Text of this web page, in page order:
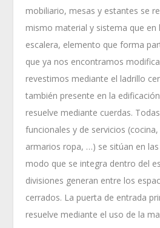
mobiliario, mesas y estantes se
mismo material y sistema que en
escalera, elemento que forma
que ya nos encontramos
revestimos mediante el ladrillo
también presente en la
resuelve mediante cuerdas.
funcionales y de servicios
armarios ropa, …) se sitúan en
modo que se integra dentro del
divisiones generan entre los
cerrados. La puerta de entrada
resuelve mediante el uso de la